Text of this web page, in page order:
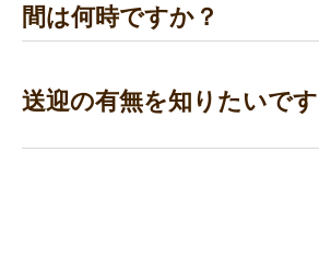
間は何時ですか？
送迎の有無を知りたいです